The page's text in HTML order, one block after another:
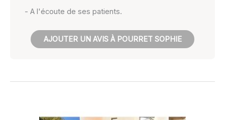
- A l'écoute de ses patients.
AJOUTER UN AVIS À POURRET SOPHIE